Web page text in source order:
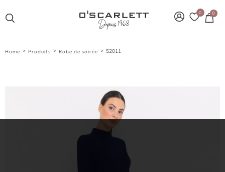
0 0
Home > Produits > Robe de soirée > 52011